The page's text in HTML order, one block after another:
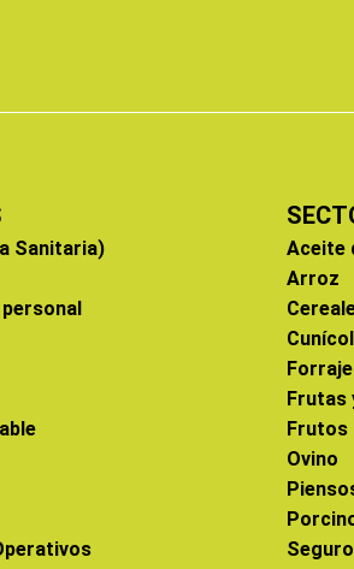
Sanitaria)
Aceite
Arroz
Frutas
Frutos
Ovino